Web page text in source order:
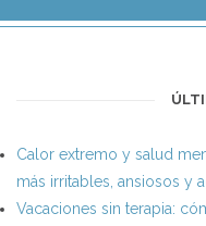
Calor extremo y salud
más irritables, ansiosos y
Vacaciones sin terapia: